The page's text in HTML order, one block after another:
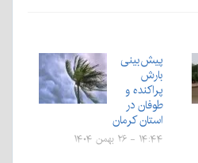
پیش‌بینی
بارش
پراکنده و
طوفان در
استان کرمان
۱۴:۴۴ - ۲۶ بهمن ۱۴۰۴